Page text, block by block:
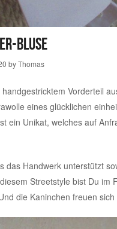
Bluse
byThomas
Vorderteil
eines glücklichen
ein Unikat, welches auf
das Handwerk unterstützt
Streetstyle bist Du im
die Kaninchen freuen sich